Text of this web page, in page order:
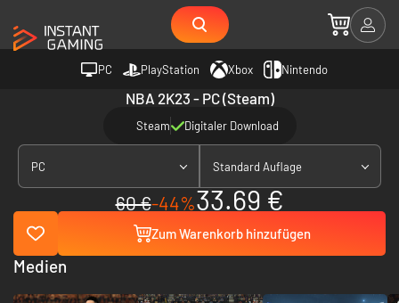
PC PlayStation Xbox Nintendo
NBA 2K23 - PC (Steam)
Steam Digitaler Download
PC Standard Auflage
60 €-44%33.69 €
Zum Warenkorb hinzufügen
Medien